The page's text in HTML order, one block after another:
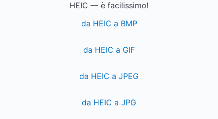
HEIC — è facilissimo!
da HEIC a BMP
da HEIC a GIF
da HEIC a JPEG
da HEIC a JPG